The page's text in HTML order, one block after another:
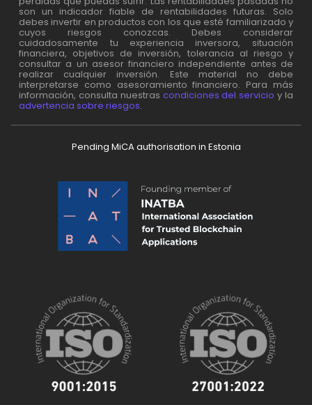
son un indicador fiable de rentabilidades futuras. Solo
debes invertir en productos con los que esté familiarizado y
cuyos riesgos conozcas. Debes considerar
cuidadosamente tu experiencia inversora, situación
financiera, objetivos de inversión, tolerancia al riesgo y
consultar a un asesor financiero independiente antes de
realizar cualquier inversión. Este material no debe
interpretarse como asesoramiento financiero. Para más
información, consulta nuestras condiciones del servicio y la
advertencia sobre riesgos.
Pending MiCA authorisation in Estonia